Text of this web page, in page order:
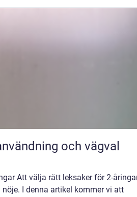
Att välja rätt leksaker för 2-
I denna artikel kommer vi att